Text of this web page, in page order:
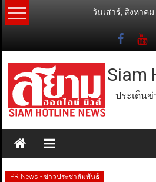
Skip
to
วันเสาร์, สิงหาคม
Siam
ประเด็น
PR News - ข่าวประชาสัมพันธ์